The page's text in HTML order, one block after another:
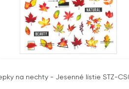
na nechty - Jesenné lístie STZ-